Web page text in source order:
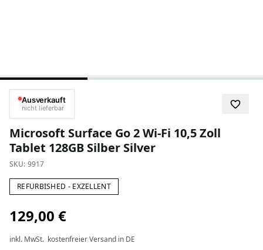
Ausverkauft
nicht lieferbar
Microsoft Surface Go 2 Wi-Fi 10,5 Zoll
Tablet 128GB Silber Silver
SKU: 9917
REFURBISHED - EXZELLENT
129,00 €
inkl. MwSt. kostenfreier Versand in DE